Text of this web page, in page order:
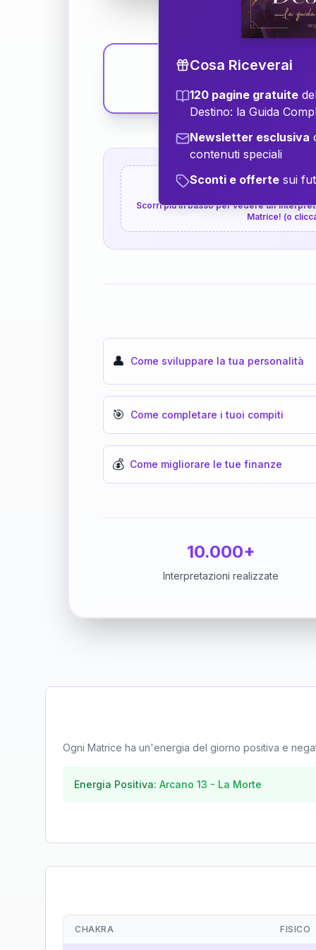
👇 P.S. Interpretazione
Scorri più in basso per vedere
Matrice! (o
👤 Come sviluppare la tua personalità
🎯 Come completare i tuoi compiti
💰 Come migliorare le tue finanze
10.000+
Interpretazioni realizzate
Ogni Matrice ha un'energia del giorno positiva e
Energia Positiva: Arcano 13 - La Morte
CHAKRA FISICO
Cosa Riceverai
120 pagine gratuite
Destino: la Guida
Newsletter esclusiva
contenuti speciali
Sconti e offerte sui